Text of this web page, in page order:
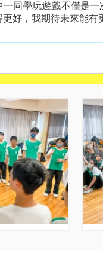
一同學玩遊戲不僅是
好，我期待未來能有